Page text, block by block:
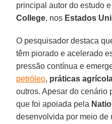
principal autor do estudo
College, nos Estados
O pesquisador destaca
têm piorado e acelerado
pressão contínua e
petróleo, práticas
outros. Apesar do cenário
que foi apoiada pela
desenvolvida por meio de